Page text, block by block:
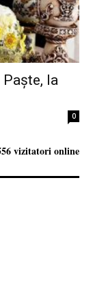
la
0
vizitatori online